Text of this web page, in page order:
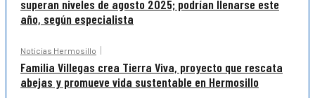
superan niveles de agosto 2025; podrían llenarse este
año, según especialista
Noticias Hermosillo
Familia Villegas crea Tierra Viva, proyecto que rescata
abejas y promueve vida sustentable en Hermosillo